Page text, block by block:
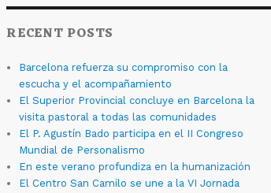
RECENT POSTS
Barcelona refuerza su compromiso con la
escucha y el acompañamiento
El Superior Provincial concluye en Barcelona la
visita pastoral a todas las comunidades
El P. Agustín Bado participa en el II Congreso
Mundial de Personalismo
En este verano profundiza en la humanización
El Centro San Camilo se une a la VI Jornada